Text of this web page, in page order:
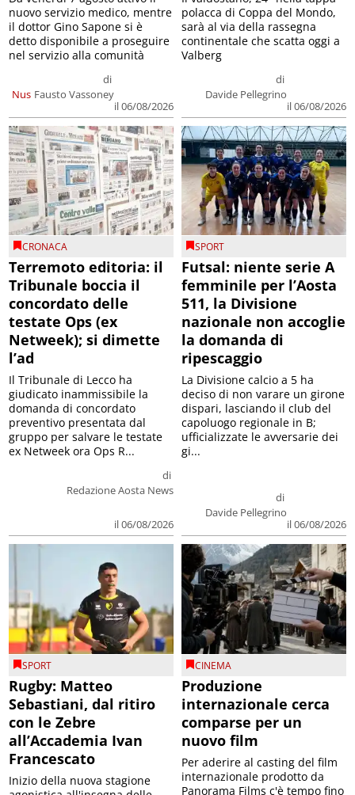
Nus
di
Fausto Vassoney
il 06/08/2026
nuovo servizio medico, mentre
il dottor Gino Sapone si è
detto disponibile a proseguire
nel servizio alla comunità
di
Davide Pellegrino
il 06/08/2026
polacca di Coppa del Mondo,
sarà al via della rassegna
continentale che scatta oggi a
Valberg
CRONACA
Terremoto editoria: il
Tribunale boccia il
concordato delle
testate Ops (ex
Netweek); si dimette
l’ad
di
Redazione Aosta News
il 06/08/2026
Il Tribunale di Lecco ha
giudicato inammissibile la
domanda di concordato
preventivo presentata dal
gruppo per salvare le testate
ex Netweek ora Ops R...
SPORT
Futsal: niente serie A
femminile per l’Aosta
511, la Divisione
nazionale non accoglie
la domanda di
ripescaggio
di
Davide Pellegrino
il 06/08/2026
La Divisione calcio a 5 ha
deciso di non varare un girone
dispari, lasciando il club del
capoluogo regionale in B;
ufficializzate le avversarie dei
gi...
SPORT
Rugby: Matteo
Sebastiani, dal ritiro
con le Zebre
all’Accademia Ivan
Francescato
Inizio della nuova stagione
CINEMA
Produzione
internazionale cerca
comparse per un
nuovo film
Per aderire al casting del film
internazionale prodotto da
Panorama Films c'è tempo fino